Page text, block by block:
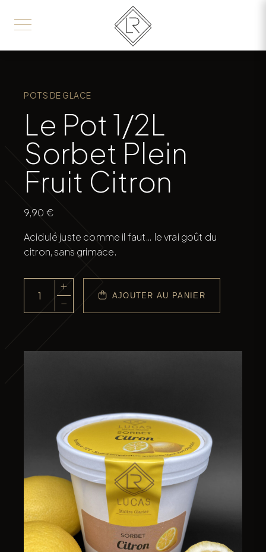
POTS DE GLACE
Le Pot 1/2L
Sorbet Plein
Fruit Citron
9,90 €
Acidulé juste comme il faut… le vrai goût du
citron, sans grimace.
quantité
de
1/2L
+
−
AJOUTER AU PANIER